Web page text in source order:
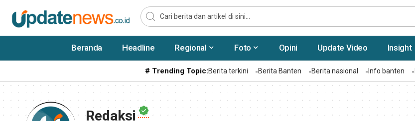
Beranda Headline Regional Foto Opini Update Video Insight
# Trending Topic:Berita terkini Berita Banten Berita nasional Info banten
Redaksi